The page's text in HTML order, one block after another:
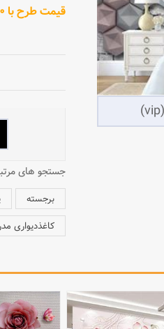
قیمت طرح با 30 درصد تخفیف: 157.5 سکه
جستجو های
برجسته
کاغذدیواری